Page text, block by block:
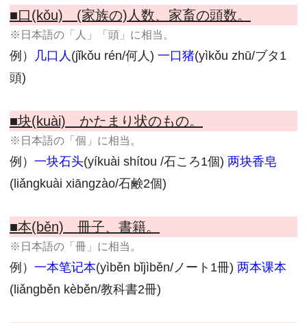
■口(kǒu) (家族の)人数、家畜の頭数。
※日本語の「人」「頭」に相当。
例） 几口人 (jǐkǒu rén/何人) 一口猪(yìkǒu zhū/ブタ1
頭)
■块(kuài) かたまり状のもの。
※日本語の「個」に相当。
例） 一块石头(yíkuài shítou /石ころ1個) 两块香皂
(liǎngkuài xiāngzào/石鹸2個)
■本(běn) 冊子、書籍。
※日本語の「冊」に相当。
例） 一本笔记本(yìběn bǐjìběn/ノート1冊) 两本课本
(liǎngběn kèběn/教科書2冊)